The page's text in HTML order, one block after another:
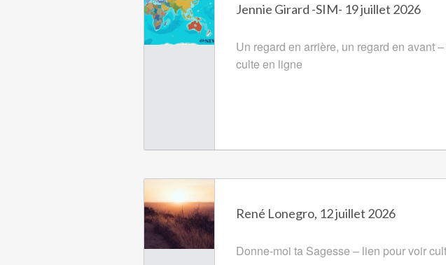
Jennie Girard -SIM- 19 juillet 2026
Un regard en arrière, un regard en avant
culte en ligne
René Lonegro, 12 juillet 2026
Donne-moi ta Sagesse – lien pour voir